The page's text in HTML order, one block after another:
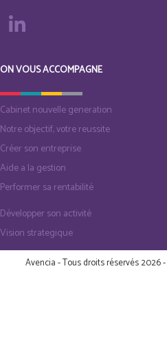
ON VOUS ACCOMPAGNE
Cabinet nouvelle generation
Notre objectif, votre reussite
Créer son entreprise
Aide a la gestion
Performer sa rentabilité
Développer son activité
Vision strategique
Avencia - Tous droits réservés 2026 -